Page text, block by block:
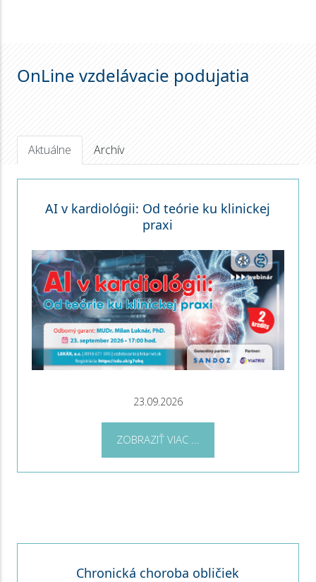
OnLine vzdelávacie podujatia
Aktuálne Archív
AI v kardiológii: Od teórie ku klinickej
praxi
23.09.2026
ZOBRAZIŤ VIAC ...
Chronická choroba obličiek